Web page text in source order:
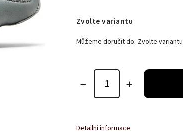
Zvolte variantu
Můžeme doručit do: Zvolte variantu
Detailní informace